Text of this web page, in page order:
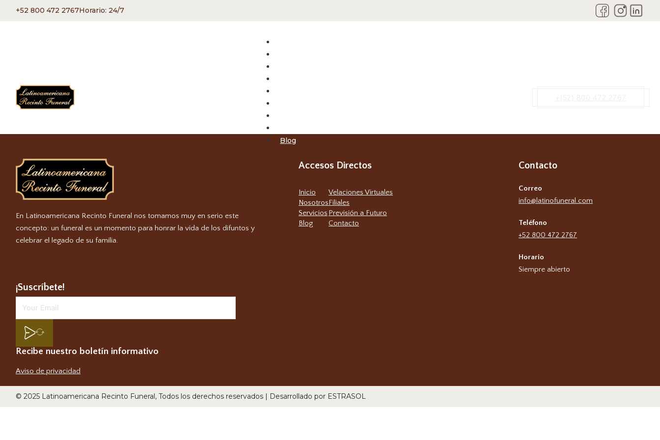
+52 800 472 2767Horario: 24/7
Blog
En Latinoamericana Recinto Funeral nos tomamos muy en serio este
concepto: un funeral es un momento para honrar la vida de los difuntos y
celebrar el legado de su familia.
Accesos Directos
Inicio
Nosotros
Servicios
Blog
Velaciones Virtuales
Filiales
Previsión a Futuro
Contacto
Contacto
Correo
info@latinofuneral.com
Teléfono
+52 800 472 2767
Horario
Siempre abierto
¡Suscríbete!
Recibe nuestro boletín informativo
Aviso de privacidad
© 2025 Latinoamericana Recinto Funeral, Todos los derechos reservados | Desarrollado por ESTRASOL